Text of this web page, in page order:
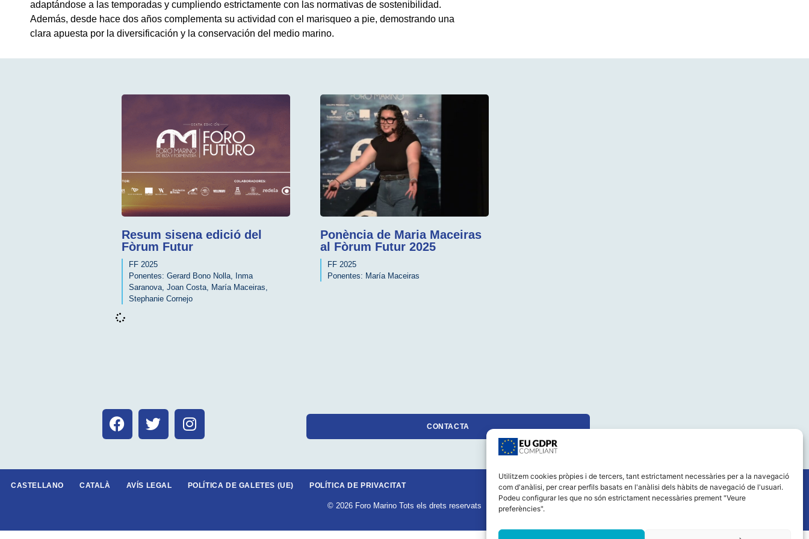
Utilitzem cookies pròpies i de tercers, tant estrictament necessàries per a la navegació
com d'anàlisi, per crear perfils basats en l'anàlisi dels hàbits de navegació de l'usuari.
Podeu configurar les que no són estrictament necessàries prement "Veure
preferències".
adaptándose a las temporadas y cumpliendo estrictamente con las normativas de sostenibilidad.
Además, desde hace dos años complementa su actividad con el marisqueo a pie, demostrando una
clara apuesta por la diversificación y la conservación del medio marino.
Resum sisena edició del
Fòrum Futur
FF 2025
Ponentes: Gerard Bono Nolla Inma
Saranova Joan Costa María Maceiras
Stephanie Cornejo
Ponència de Maria Maceiras
al Fòrum Futur 2025
FF 2025
Ponentes: María Maceiras
CONTACTA
CASTELLANO CATALÀ AVÍS LEGAL POLÍTICA DE GALETES (UE) POLÍTICA DE PRIVACITAT
© 2026 Foro Marino Tots els drets reservats